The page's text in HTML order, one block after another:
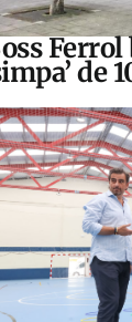
Ferrol
de